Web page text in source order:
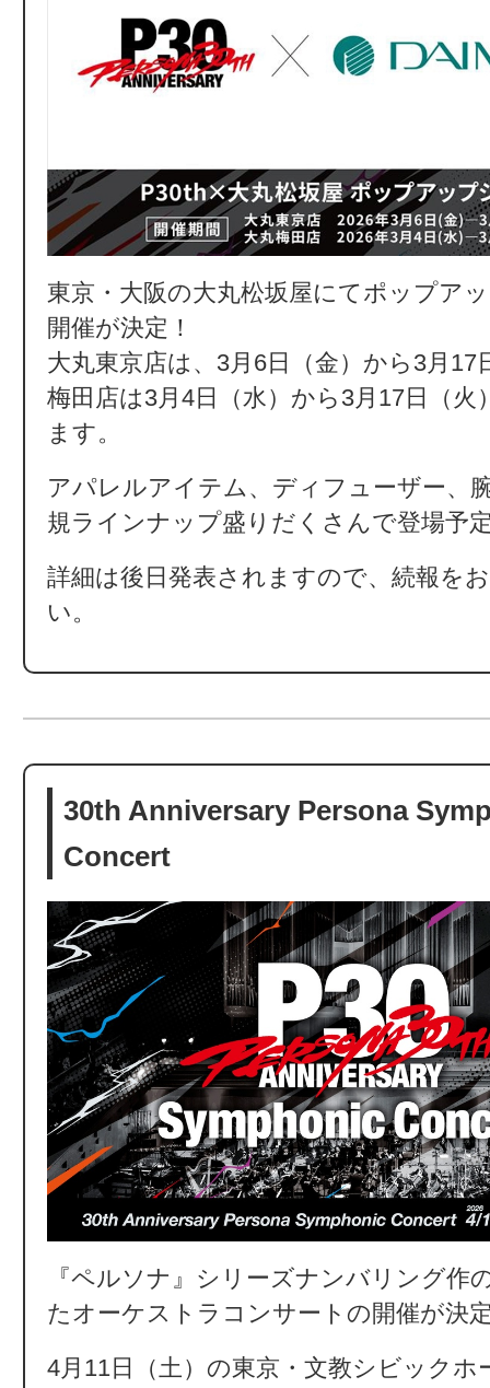
東京・大阪の大丸松坂屋にてポップア
開催が決定！
大丸東京店は、3月6日（金）から3月17
梅田店は3月4日（水）から3月17日（火
ます。
アパレルアイテム、ディフューザー、
規ラインナップ盛りだくさんで登場予
詳細は後日発表されますので、続報を
い。
30th Anniversary Persona
Concert
『ペルソナ』シリーズナンバリング作
たオーケストラコンサートの開催が決
4月11日（土）の東京・文教シビックホ